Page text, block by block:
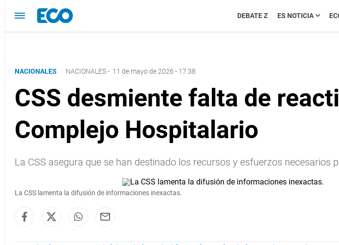
DEBATE Z ES NOTICIA
NACIONALES NACIONALES- 11 de mayo de 2026 - 17:38
CSS desmiente falta de
Complejo Hospitalario
La CSS asegura que se han destinado los recursos y esfuerzos
La CSS lamenta la difusión de informaciones inexactas.